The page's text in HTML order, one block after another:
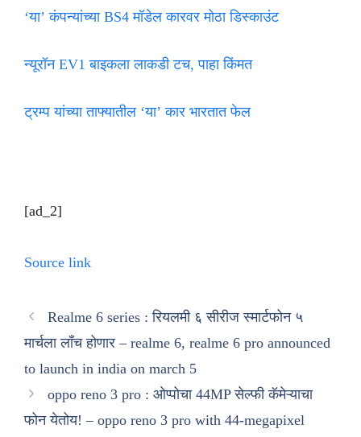
‘या’ कंपन्यांच्या BS4 मॉडेल कारवर मोठा डिस्काउंट
न्यूरॉन EV1 बाइकला लाकडी टच, पाहा किंमत
ट्रम्प यांच्या ताफ्यातील ‘या’ कार भारतात फेल
[ad_2]
Source link
Realme 6 series : रियलमी ६ सीरीज स्मार्टफोन ५
मार्चला लाँच होणार – realme 6, realme 6 pro announced
to launch in india on march 5
oppo reno 3 pro : ओप्पोचा 44MP सेल्फी कॅमेऱ्याचा
फोन येतोय! – oppo reno 3 pro with 44-megapixel